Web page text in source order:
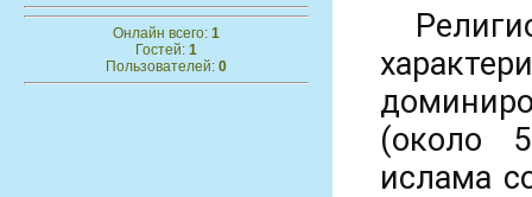
Онлайн всего: 1
Гостей: 1
Пользователей: 0
(около
ислама